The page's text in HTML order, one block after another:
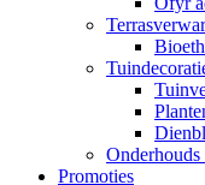
Onderhouds
Promoties